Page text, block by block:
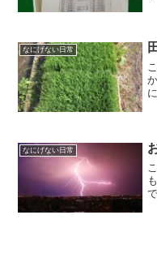
なにげない日常
なにげない日常